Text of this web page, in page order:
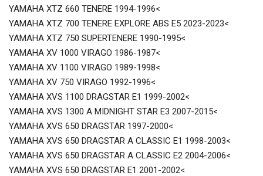
YAMAHA XTZ 660 TENERE 1994-1996<
YAMAHA XTZ 700 TENERE EXPLORE ABS E5 2023-2023<
YAMAHA XTZ 750 SUPERTENERE 1990-1995<
YAMAHA XV 1000 VIRAGO 1986-1987<
YAMAHA XV 1100 VIRAGO 1989-1998<
YAMAHA XV 750 VIRAGO 1992-1996<
YAMAHA XVS 1100 DRAGSTAR E1 1999-2002<
YAMAHA XVS 1300 A MIDNIGHT STAR E3 2007-2015<
YAMAHA XVS 650 DRAGSTAR 1997-2000<
YAMAHA XVS 650 DRAGSTAR A CLASSIC E1 1998-2003<
YAMAHA XVS 650 DRAGSTAR A CLASSIC E2 2004-2006<
YAMAHA XVS 650 DRAGSTAR E1 2001-2002<